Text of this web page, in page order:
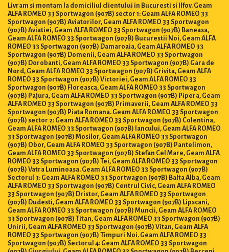
Livram si montam la domiciliul clientului in Bucuresti si Ilfov. Geam
ALFA ROMEO 33 Sportwagon (907B) sector 1: Geam ALFA ROMEO 33
Sportwagon (907B) Aviatorilor, Geam ALFA ROMEO 33 Sportwagon
(907B) Aviatiei, Geam ALFA ROMEO 33 Sportwagon (907B) Baneasa,
Geam ALFA ROMEO 33 Sportwagon (907B) Bucurestii Noi, Geam ALFA
ROMEO 33 Sportwagon (907B) Damaroaia, Geam ALFA ROMEO 33
Sportwagon (907B) Domenii, Geam ALFA ROMEO 33 Sportwagon
(907B) Dorobanti, Geam ALFA ROMEO 33 Sportwagon (907B) Gara de
Nord, Geam ALFA ROMEO 33 Sportwagon (907B) Grivita, Geam ALFA
ROMEO 33 Sportwagon (907B) Victoriei, Geam ALFA ROMEO 33
Sportwagon (907B) Floreasca, Geam ALFA ROMEO 33 Sportwagon
(907B) Pajura, Geam ALFA ROMEO 33 Sportwagon (907B) Pipera, Geam
ALFA ROMEO 33 Sportwagon (907B) Primaverii, Geam ALFA ROMEO 33
Sportwagon (907B) Piata Romana. Geam ALFA ROMEO 33 Sportwagon
(907B) sector 2: Geam ALFA ROMEO 33 Sportwagon (907B) Colentina,
Geam ALFA ROMEO 33 Sportwagon (907B) Iancului, Geam ALFA ROMEO
33 Sportwagon (907B) Mosilor, Geam ALFA ROMEO 33 Sportwagon
(907B) Obor, Geam ALFA ROMEO 33 Sportwagon (907B) Pantelimon,
Geam ALFA ROMEO 33 Sportwagon (907B) Stefan Cel Mare, Geam ALFA
ROMEO 33 Sportwagon (907B) Tei, Geam ALFA ROMEO 33 Sportwagon
(907B) Vatra Luminoasa. Geam ALFA ROMEO 33 Sportwagon (907B)
Sectorul 3: Geam ALFA ROMEO 33 Sportwagon (907B) Balta Alba, Geam
ALFA ROMEO 33 Sportwagon (907B) Centrul Civic, Geam ALFA ROMEO
33 Sportwagon (907B) Dristor, Geam ALFA ROMEO 33 Sportwagon
(907B) Dudesti, Geam ALFA ROMEO 33 Sportwagon (907B) Lipscani,
Geam ALFA ROMEO 33 Sportwagon (907B) Muncii, Geam ALFA ROMEO
33 Sportwagon (907B) Titan, Geam ALFA ROMEO 33 Sportwagon (907B)
Unirii, Geam ALFA ROMEO 33 Sportwagon (907B) Vitan, Geam ALFA
ROMEO 33 Sportwagon (907B) Timpuri Noi. Geam ALFA ROMEO 33
Sportwagon (907B) Sectorul 4: Geam ALFA ROMEO 33 Sportwagon
(907B) Giurgiului, Geam ALFA ROMEO 33 Sportwagon (907B) Berceni,